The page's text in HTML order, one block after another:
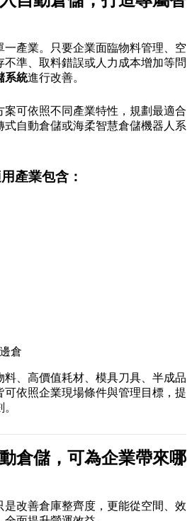
一產業。只要企業面臨物料管理、空
不準、取料錯誤或人力成本增加等問
系統進行改善。
可依照不同產業特性，規劃最適合
式自動倉儲或海柔智慧倉儲機器人系
產業包含：
倉
、高價值耗材、模具刀具、半成品
依照企業現場條件與管理目標，提
倉儲，可為企業帶來哪
改善倉庫整齊度，更能從空間、效